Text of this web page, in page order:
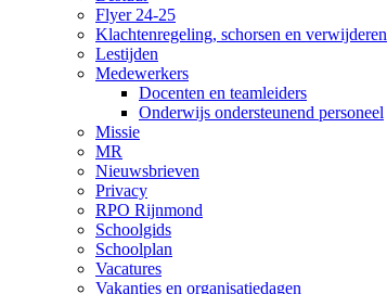
Flyer 24-25
Klachtenregeling, schorsen en verwijderen
Lestijden
Medewerkers
Docenten en teamleiders
Onderwijs ondersteunend personeel
Missie
MR
Nieuwsbrieven
Privacy
RPO Rijnmond
Schoolgids
Schoolplan
Vacatures
Vakanties en organisatiedagen